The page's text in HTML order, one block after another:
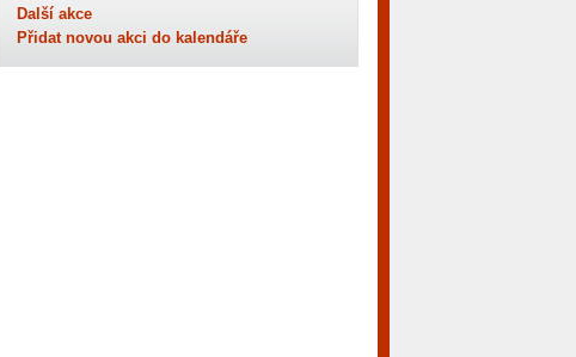
Další akce
Přidat novou akci do kalendáře